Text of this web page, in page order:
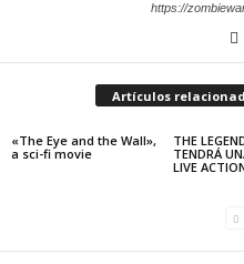
https://
Artículos
«The Eye and the Wall»,
a sci-fi movie
THE
TENDRÁ
LIVE